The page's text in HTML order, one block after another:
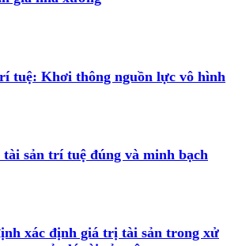
tuệ: Khơi thông nguồn lực vô hình
sản trí tuệ đúng và minh bạch
xác định giá trị tài sản trong xử